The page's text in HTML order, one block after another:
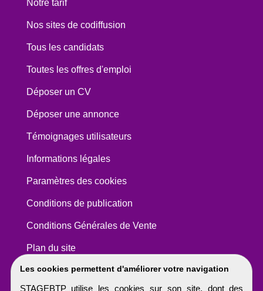
Les cookies permettent d'améliorer votre navigation
STAGEBTP utilise les cookies sur son site, dont des
Notre tarif
Nos sites de codiffusion
Tous les candidats
Toutes les offres d'emploi
Déposer un CV
Déposer une annonce
Témoignages utilisateurs
Informations légales
Paramètres des cookies
Conditions de publication
Conditions Générales de Vente
Plan du site